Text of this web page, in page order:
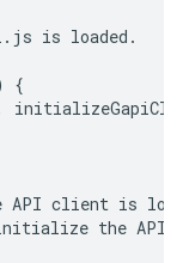
is loaded.
{
API client is
the API.